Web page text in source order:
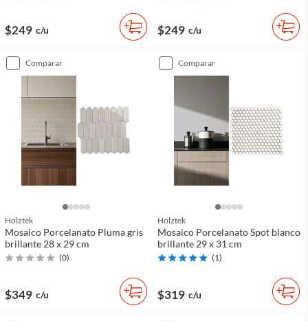
$249 c/u $249 c/u
comparar
Holztek
Mosaico Porcelanato Pluma gris
brillante 28 x 29 cm
(0)
$349 c/u
comparar
Holztek
Mosaico Porcelanato Spot blanco
brillante 29 x 31 cm
(1)
$319 c/u